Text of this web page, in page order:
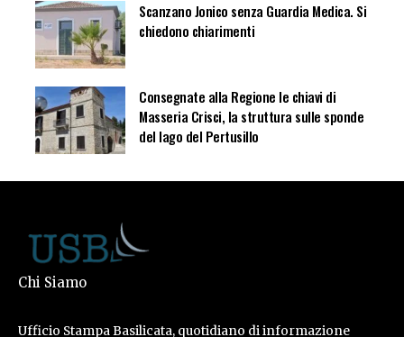
Scanzano Jonico senza Guardia Medica. Si
chiedono chiarimenti
Consegnate alla Regione le chiavi di
Masseria Crisci, la struttura sulle sponde
del lago del Pertusillo
Chi Siamo
Ufficio Stampa Basilicata, quotidiano di informazione